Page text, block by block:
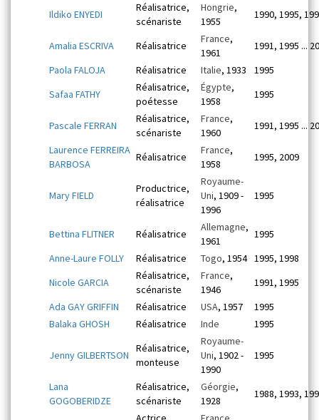
Ildiko ENYEDI
Réalisatrice,
scénariste
Hongrie,
1955
1990, 1995,
Amalia ESCRIVA Réalisatrice
France,
1961
1991, 1995 ...
Paola FALOJA
Réalisatrice Italie, 1933
1995
Safaa FATHY
Réalisatrice,
poétesse
Égypte,
1958
1995
Pascale FERRAN
Réalisatrice,
scénariste
France,
1960
1991, 1995 ...
Laurence FERREIRA
BARBOSA
Réalisatrice
France,
1958
1995, 2009
Mary FIELD
Productrice,
réalisatrice
Royaume-
Uni, 1909 -
1996
1995
Bettina FLITNER Réalisatrice
Allemagne,
1961
1995
Anne-Laure FOLLY
Réalisatrice Togo, 1954 1995, 1998
Nicole GARCIA
Réalisatrice,
scénariste
France,
1946
1991, 1995
Ada GAY GRIFFIN
Réalisatrice USA, 1957
1995
Balaka GHOSH
Réalisatrice Inde 1995
Jenny GILBERTSON
Réalisatrice,
monteuse
Royaume-
Uni, 1902 -
1990
1995
Lana
GOGOBERIDZE
Réalisatrice,
scénariste
Géorgie,
1928
1988, 1993,